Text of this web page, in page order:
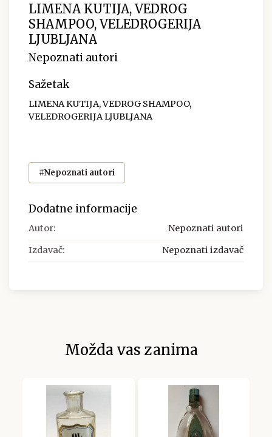
LIMENA KUTIJA, VEDROG
SHAMPOO, VELEDROGERIJA
LJUBLJANA
Nepoznati autori
Sažetak
LIMENA KUTIJA, VEDROG SHAMPOO,
VELEDROGERIJA LJUBLJANA
#Nepoznati autori
Dodatne informacije
Autor: Nepoznati autori
Izdavač: Nepoznati izdavač
Možda vas zanima